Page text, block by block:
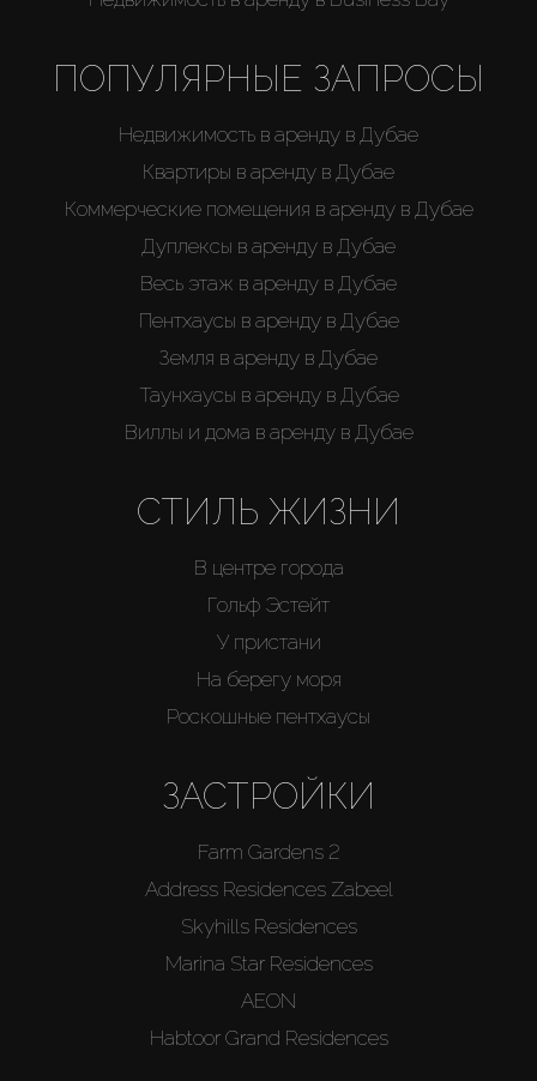
ПОПУЛЯРНЫЕ ЗАПРОСЫ
Недвижимость в аренду в Дубае
Квартиры в аренду в Дубае
Коммерческие помещения в аренду в Дубае
Дуплексы в аренду в Дубае
Весь этаж в аренду в Дубае
Пентхаусы в аренду в Дубае
Земля в аренду в Дубае
Таунхаусы в аренду в Дубае
Виллы и дома в аренду в Дубае
СТИЛЬ ЖИЗНИ
В центре города
Гольф Эстейт
У пристани
На берегу моря
Роскошные пентхаусы
ЗАСТРОЙКИ
Farm Gardens 2
Address Residences Zabeel
Skyhills Residences
Marina Star Residences
AEON
Habtoor Grand Residences